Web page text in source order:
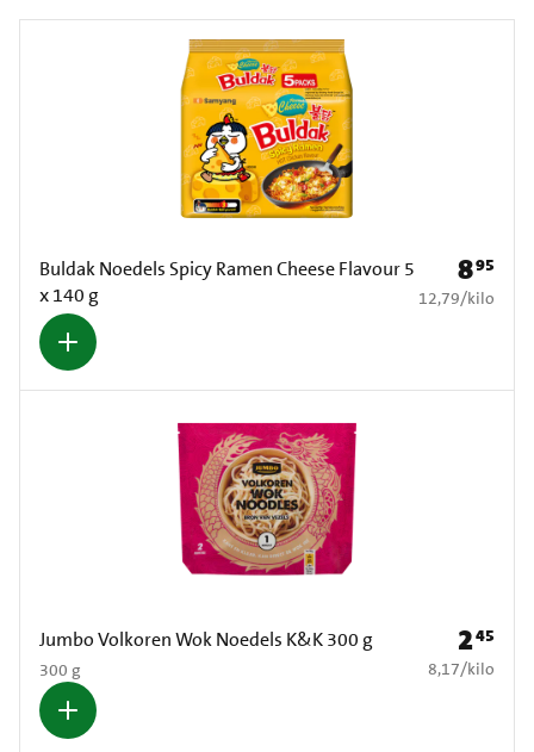
Buldak Noedels Spicy Ramen Cheese Flavour 5
x 140 g
Prijs: €
895
€ 12,79 per kilo
12,79/kilo
Jumbo Volkoren Wok Noedels K&K 300 g
300 g
Prijs: €
245
€ 8,17 per kilo
8,17/kilo